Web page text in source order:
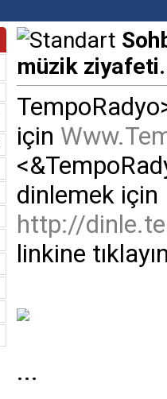
müzik
için
dinlemek için
http://
linkine
...